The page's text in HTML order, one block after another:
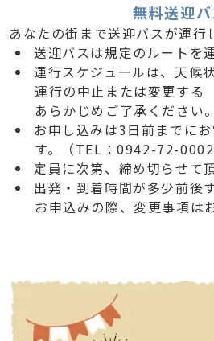
無料送迎バ
あなたの街まで送迎バスが運行
送迎バスは規定のルートを
運行スケジュールは、天候
運行の中止または変更する
あらかじめご了承ください。
お申し込みは3日前までに
す。（TEL：0942-72-0002
定員に次第、締め切らせて
出発・到着時間が多少前後
お申込みの際、変更事項は